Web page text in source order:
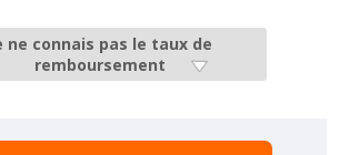
ne connais pas le taux de
remboursement